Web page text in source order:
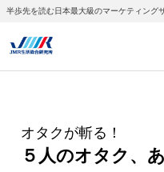
半歩先を読む日本最大級のマーケティング
オタクが斬る！
５人のオタク、